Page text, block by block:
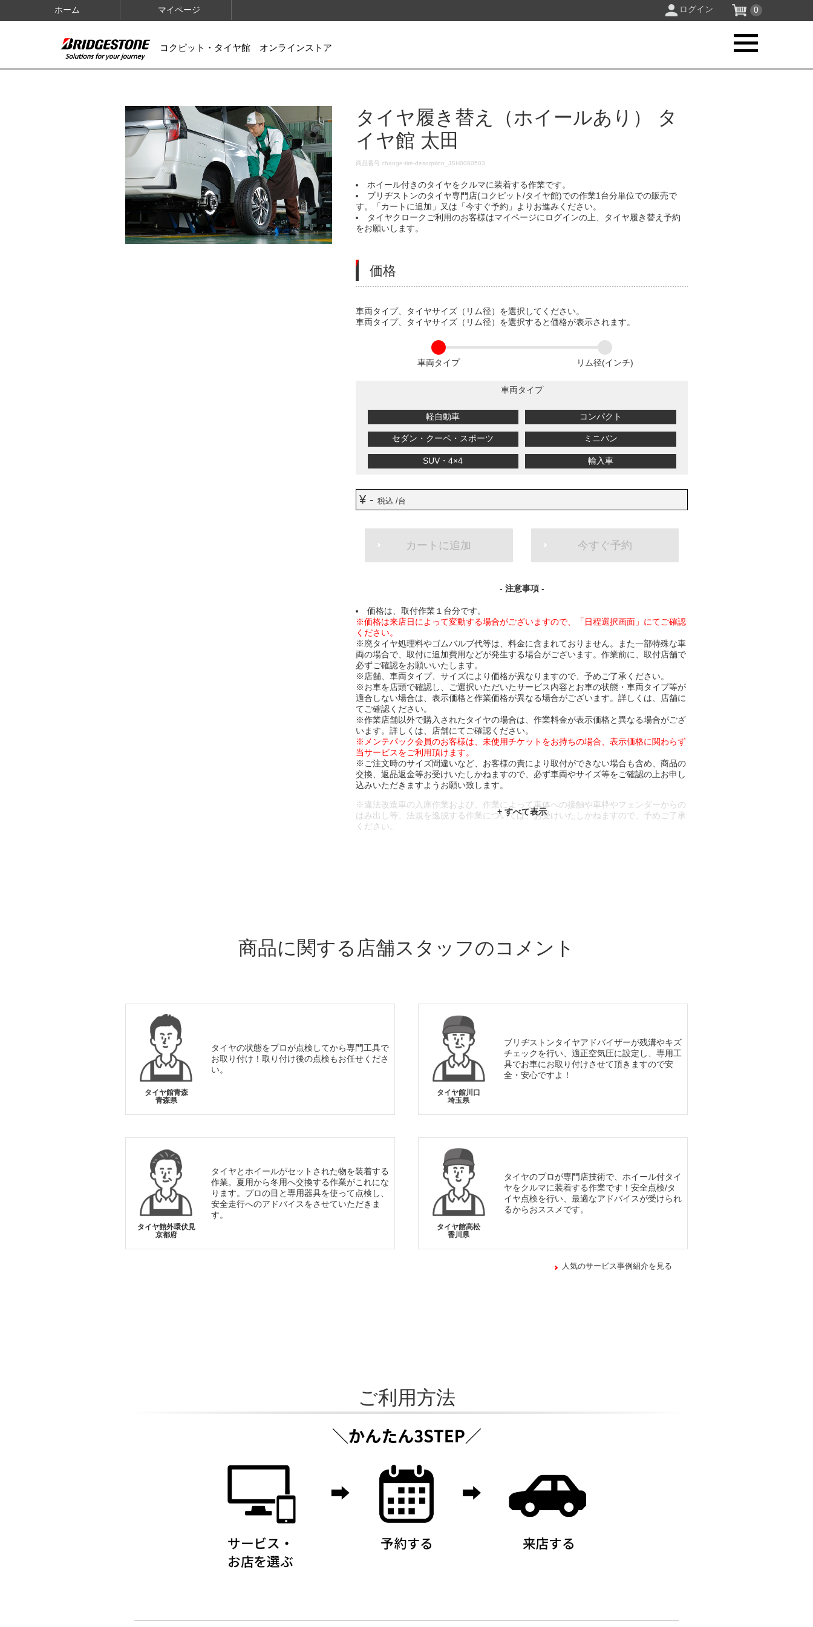
ホーム マイページ ログイン 0
コクピット・タイヤ館 オンラインストア
IMAGES
タイヤ履き替え（ホイールあり） タ
イヤ館 太田
DETAILS
商品番号change-tire-desorption_JSH0080503
ホイール付きのタイヤをクルマに装着する作業です。
ブリヂストンのタイヤ専門店(コクピット/タイヤ館)での作業1台分単位での販売で
す。「カートに追加」又は「今すぐ予約」よりお進みください。
タイヤクロークご利用のお客様はマイページにログインの上、タイヤ履き替え予約
をお願いします。
価格
VARIATIONS
車両タイプ、タイヤサイズ（リム径）を選択してください。
車両タイプ、タイヤサイズ（リム径）を選択すると価格が表示されます。
車両タイプ リム径(インチ)
車両タイプ
軽自動車 コンパクト
セダン・クーペ・スポーツ ミニバン
SUV・4×4 輸入車
¥ -税込 /台
カートに追加 今すぐ予約
- 注意事項 -
価格は、取付作業１台分です。
※価格は来店日によって変動する場合がございますので、「日程選択画面」にてご確認
ください。
※廃タイヤ処理料やゴムバルブ代等は、料金に含まれておりません。また一部特殊な車
両の場合で、取付に追加費用などが発生する場合がございます。作業前に、取付店舗で
必ずご確認をお願いいたします。
※店舗、車両タイプ、サイズにより価格が異なりますので、予めご了承ください。
※お車を店頭で確認し、ご選択いただいたサービス内容とお車の状態・車両タイプ等が
適合しない場合は、表示価格と作業価格が異なる場合がございます。詳しくは、店舗に
てご確認ください。
※作業店舗以外で購入されたタイヤの場合は、作業料金が表示価格と異なる場合がござ
います。詳しくは、店舗にてご確認ください。
※メンテパック会員のお客様は、未使用チケットをお持ちの場合、表示価格に関わらず
当サービスをご利用頂けます。
※ご注文時のサイズ間違いなど、お客様の責により取付ができない場合も含め、商品の
交換、返品返金等お受けいたしかねますので、必ず車両やサイズ等をご確認の上お申し
込みいただきますようお願い致します。
※違法改造車の入庫作業および、作業によって車体への接触や車枠やフェンダーからの
はみ出し等、法規を逸脱する作業については、お受けいたしかねますので、予めご了承
ください。
商品に関する店舗スタッフのコメント
タイヤ館青森
青森県
タイヤの状態をプロが点検してから専門工具で
お取り付け！取り付け後の点検もお任せくださ
い。
タイヤ館川口
埼玉県
ブリヂストンタイヤアドバイザーが残溝やキズ
チェックを行い、適正空気圧に設定し、専用工
具でお車にお取り付けさせて頂きますので安
全・安心ですよ！
タイヤ館外環伏見
京都府
タイヤとホイールがセットされた物を装着する
作業。夏用から冬用へ交換する作業がこれにな
ります。プロの目と専用器具を使って点検し、
安全走行へのアドバイスをさせていただきま
す。
タイヤ館高松
香川県
タイヤのプロが専門店技術で、ホイール付タイ
ヤをクルマに装着する作業です！安全点検/タ
イヤ点検を行い、最適なアドバイスが受けられ
るからおススメです。
人気のサービス事例紹介を見る
ご利用方法